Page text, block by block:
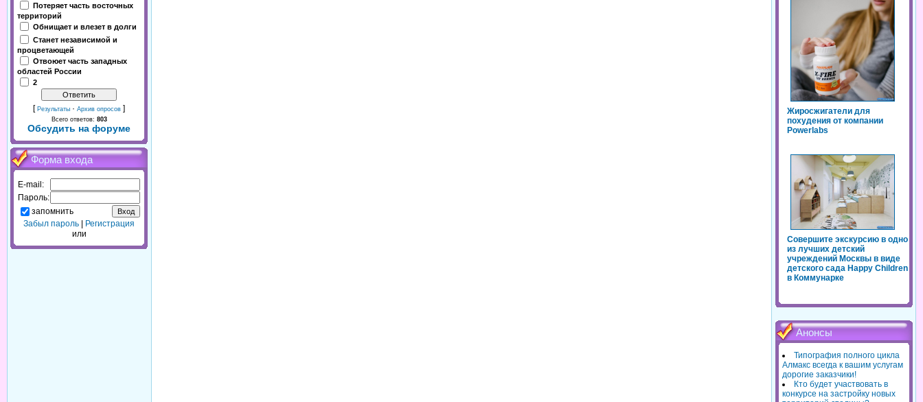
Потеряет часть восточных
территорий
Обнищает и влезет в долги
Станет независимой и
процветающей
Отвоюет часть западных
областей России
2
[ Результаты · Архив опросов ]
Всего ответов: 803
Обсудить на форуме
Форма входа
E-mail:
Пароль:
запомнить
Забыл пароль
Регистрация
или
Жиросжигатели для
похудения от компании
Powerlabs
Совершите экскурсию в одно
из лучших детский
учреждений Москвы в виде
детского сада Happy Children
в Коммунарке
Анонсы
Типография полного цикла
Алмакс всегда к вашим услугам
дорогие заказчики!
Кто будет участвовать в
конкурсе на застройку новых